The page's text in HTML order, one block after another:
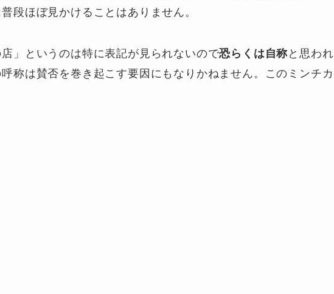
段ほぼ見かけることはありません。
」というのは特に表記が見られないので恐らくは自称と思われ
称は賛否を巻き起こす要因にもなりかねません。このミンチカ